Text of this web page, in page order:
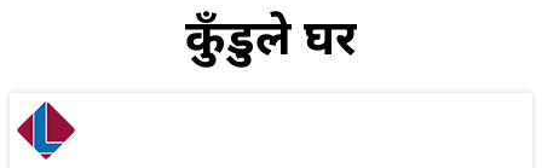
कुँडुले घर